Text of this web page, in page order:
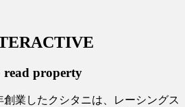
property
創業したクシタニは、レーシングス